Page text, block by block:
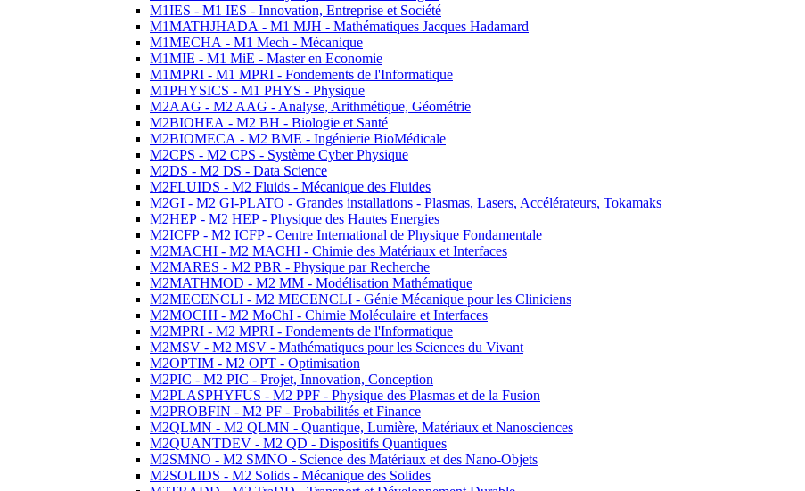
M1IES - M1 IES - Innovation, Entreprise et Société
M1MATHJHADA - M1 MJH - Mathématiques Jacques Hadamard
M1MECHA - M1 Mech - Mécanique
M1MIE - M1 MiE - Master en Economie
M1MPRI - M1 MPRI - Fondements de l'Informatique
M1PHYSICS - M1 PHYS - Physique
M2AAG - M2 AAG - Analyse, Arithmétique, Géométrie
M2BIOHEA - M2 BH - Biologie et Santé
M2BIOMECA - M2 BME - Ingénierie BioMédicale
M2CPS - M2 CPS - Système Cyber Physique
M2DS - M2 DS - Data Science
M2FLUIDS - M2 Fluids - Mécanique des Fluides
M2GI - M2 GI-PLATO - Grandes installations - Plasmas, Lasers, Accélérateurs, Tokamaks
M2HEP - M2 HEP - Physique des Hautes Energies
M2ICFP - M2 ICFP - Centre International de Physique Fondamentale
M2MACHI - M2 MACHI - Chimie des Matériaux et Interfaces
M2MARES - M2 PBR - Physique par Recherche
M2MATHMOD - M2 MM - Modélisation Mathématique
M2MECENCLI - M2 MECENCLI - Génie Mécanique pour les Cliniciens
M2MOCHI - M2 MoChI - Chimie Moléculaire et Interfaces
M2MPRI - M2 MPRI - Fondements de l'Informatique
M2MSV - M2 MSV - Mathématiques pour les Sciences du Vivant
M2OPTIM - M2 OPT - Optimisation
M2PIC - M2 PIC - Projet, Innovation, Conception
M2PLASPHYFUS - M2 PPF - Physique des Plasmas et de la Fusion
M2PROBFIN - M2 PF - Probabilités et Finance
M2QLMN - M2 QLMN - Quantique, Lumière, Matériaux et Nanosciences
M2QUANTDEV - M2 QD - Dispositifs Quantiques
M2SMNO - M2 SMNO - Science des Matériaux et des Nano-Objets
M2SOLIDS - M2 Solids - Mécanique des Solides